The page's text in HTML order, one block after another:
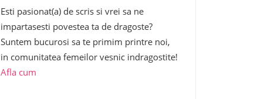
Esti pasionat(a) de scris si vrei sa ne
impartasesti povestea ta de dragoste?
Suntem bucurosi sa te primim printre noi,
in comunitatea femeilor vesnic indragostite!
Afla cum